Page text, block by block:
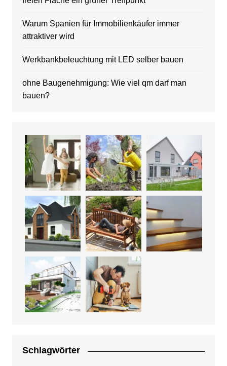
Warum Spanien für Immobilienkäufer immer
attraktiver wird
Werkbankbeleuchtung mit LED selber bauen
ohne Baugenehmigung: Wie viel qm darf man
bauen?
Schlagwörter